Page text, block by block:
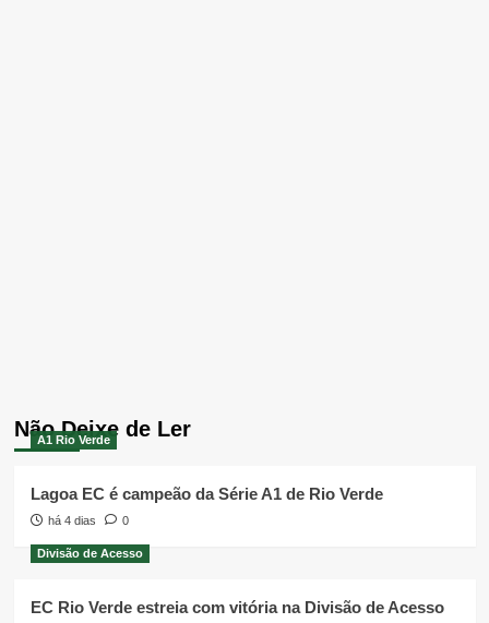
Não Deixe de Ler
A1 Rio Verde
Lagoa EC é campeão da Série A1 de Rio Verde
há 4 dias 0
Divisão de Acesso
EC Rio Verde estreia com vitória na Divisão de Acesso